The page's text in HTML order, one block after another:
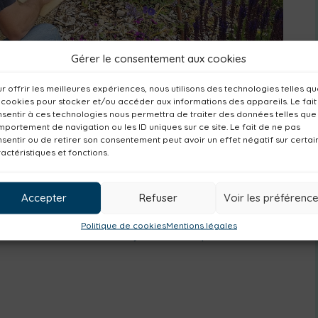
Gérer le consentement aux cookies
offrir les meilleures expériences, nous utilisons des technologies telles
cookies pour stocker et/ou accéder aux informations des appareils. Le fait
à ces technologies nous permettra de traiter des données telles que
de navigation ou les ID uniques sur ce site. Le fait de ne pas
ou de retirer son consentement peut avoir un effet négatif sur
et fonctions.
Accepter Refuser Voir les
Politique de cookiesMentions légales
un atelier de terrain avec Benoît Perrotin,
dessin d’oiseaux sur le terrain. L’atelier est
la technique, puis initiation au croquis
12h les dimanches 4 juin et 17 septembre.